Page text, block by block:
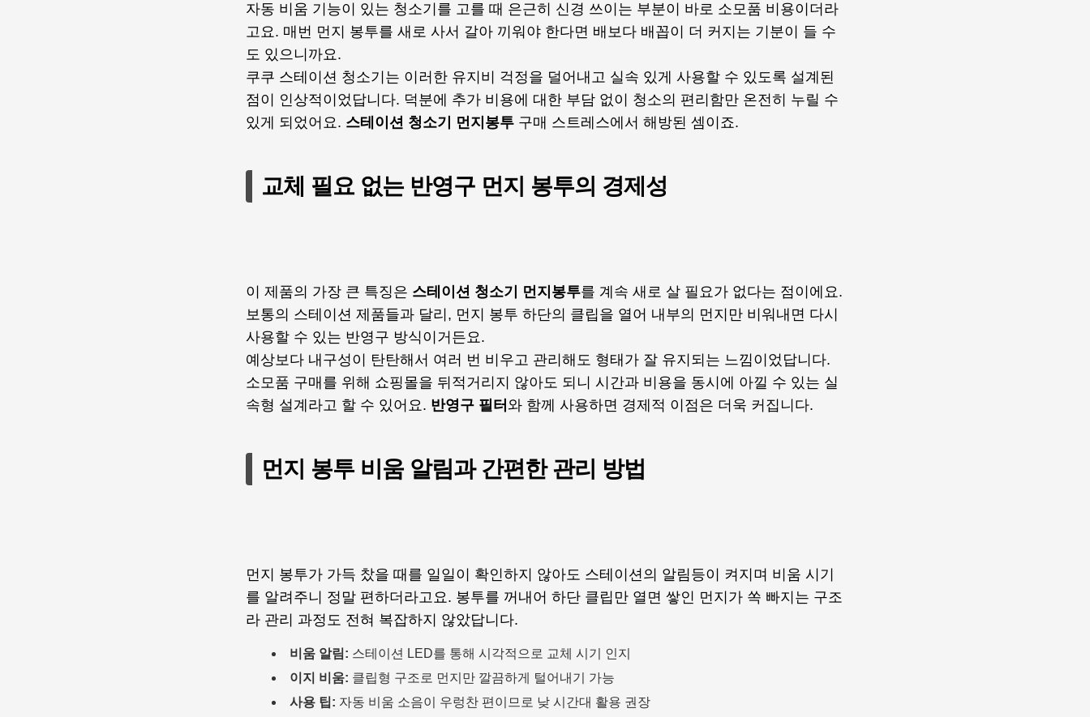
자동 비움 기능이 있는 청소기를 고를 때 은근히 신경 쓰이는 부분이 바로 소모품 비용이더라
고요. 매번 먼지 봉투를 새로 사서 갈아 끼워야 한다면 배보다 배꼽이 더 커지는 기분이 들 수
도 있으니까요.
쿠쿠 스테이션 청소기는 이러한 유지비 걱정을 덜어내고 실속 있게 사용할 수 있도록 설계된
점이 인상적이었답니다. 덕분에 추가 비용에 대한 부담 없이 청소의 편리함만 온전히 누릴 수
있게 되었어요. 스테이션 청소기 먼지봉투 구매 스트레스에서 해방된 셈이죠.
교체 필요 없는 반영구 먼지 봉투의 경제성
이 제품의 가장 큰 특징은 스테이션 청소기 먼지봉투를 계속 새로 살 필요가 없다는 점이에요.
보통의 스테이션 제품들과 달리, 먼지 봉투 하단의 클립을 열어 내부의 먼지만 비워내면 다시
사용할 수 있는 반영구 방식이거든요.
예상보다 내구성이 탄탄해서 여러 번 비우고 관리해도 형태가 잘 유지되는 느낌이었답니다.
소모품 구매를 위해 쇼핑몰을 뒤적거리지 않아도 되니 시간과 비용을 동시에 아낄 수 있는 실
속형 설계라고 할 수 있어요. 반영구 필터 와 함께 사용하면 경제적 이점은 더욱 커집니다.
먼지 봉투 비움 알림과 간편한 관리 방법
먼지 봉투가 가득 찼을 때를 일일이 확인하지 않아도 스테이션의 알림등이 켜지며 비움 시기
를 알려주니 정말 편하더라고요. 봉투를 꺼내어 하단 클립만 열면 쌓인 먼지가 쏙 빠지는 구조
라 관리 과정도 전혀 복잡하지 않았답니다.
비움 알림: 스테이션 LED를 통해 시각적으로 교체 시기 인지
이지 비움: 클립형 구조로 먼지만 깔끔하게 털어내기 가능
사용 팁: 자동 비움 소음이 우렁찬 편이므로 낮 시간대 활용 권장